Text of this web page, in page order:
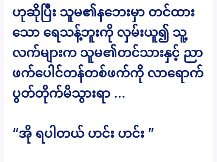
ဟုဆိုပြီး သူမ၏နဘေးမှာ တင်ထား
သော ရေသန့်ဘူးကို လှမ်းယူ၍ သူ့
လက်များက သူမ၏တင်သားနှင့် ညာ
ဖက်ပေါင်တန်တစ်ဖက်ကို လာရောက်
ပွတ်တိုက်မိသွားရာ …
“အို ရပါတယ် ဟင်း ဟင်း ”